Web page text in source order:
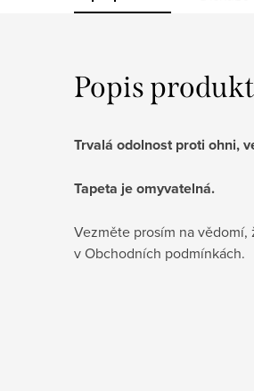
Popis
Trvalá odolnost proti ohni,
Tapeta je omyvatelná.
Vezměte prosím na
v Obchodních podmínkách.